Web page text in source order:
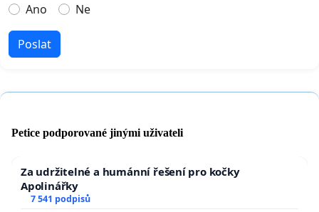
Ano
Ne
Poslat
Petice podporované jinými uživateli
Za udržitelné a humánní řešení pro kočky
Apolinářky
7 541 podpisů